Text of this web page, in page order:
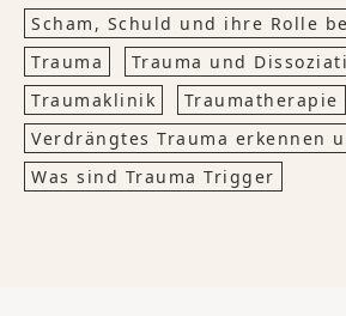
Scham, Schuld und ihre Rolle
Trauma
Trauma und
Traumaklinik
Traumatherapie
Verdrängtes Trauma erkennen
Was sind Trauma Trigger